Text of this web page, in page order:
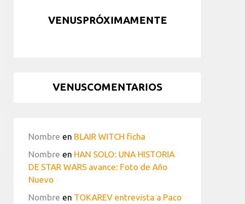
VENUSPRÓXIMAMENTE
VENUSCOMENTARIOS
Nombre en BLAIR WITCH ficha
Nombre en HAN SOLO: UNA HISTORIA
DE STAR WARS avance: Foto de Año
Nuevo
Nombre en TOKAREV entrevista a Paco